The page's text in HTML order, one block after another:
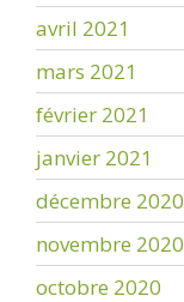
avril 2021
mars 2021
février 2021
janvier 2021
décembre 2020
novembre 2020
octobre 2020